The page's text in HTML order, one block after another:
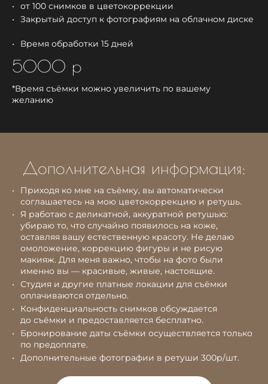
от 100 снимков в цветокоррекции
Закрытый доступ к фотографиям на облачном диске
Время обработки 15 дней
5000 р
*Время съёмки можно увеличить по вашему
желанию
Дополнительная информация:
Приходя ко мне на съёмку, вы автоматически
соглашаетесь на мою цветокоррекцию и ретушь.
Я работаю с деликатной, аккуратной ретушью:
убираю то, что случайно появилось на коже,
оставляя вашу естественную красоту. Не делаю
омоложение, коррекцию фигуры и не рисую
макияж. Для меня важно, чтобы на фото были
именно вы — красивые, живые, настоящие.
Студия и другие платные локации для съёмки
оплачиваются отдельно.
Конфиденциальность снимков обсуждается
до съёмки и предоставляется бесплатно.
Бронирование даты съёмки осуществляется только
по предоплате.
Дополнительные фотографии в ретуши 300р/шт.